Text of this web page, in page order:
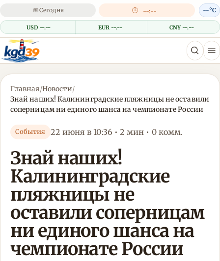
📅Сегодня 🕒 --:--
USD --.-- EUR --.-- CNY --.--
--°C
Главная/Новости/
Знай наших! Калининградские пляжницы не оставили
соперницам ни единого шанса на чемпионате России
События 22 июня в 10:36 • 2 мин • 0 комм.
Знай наших!
Калининградские
пляжницы не
оставили соперницам
ни единого шанса на
чемпионате России